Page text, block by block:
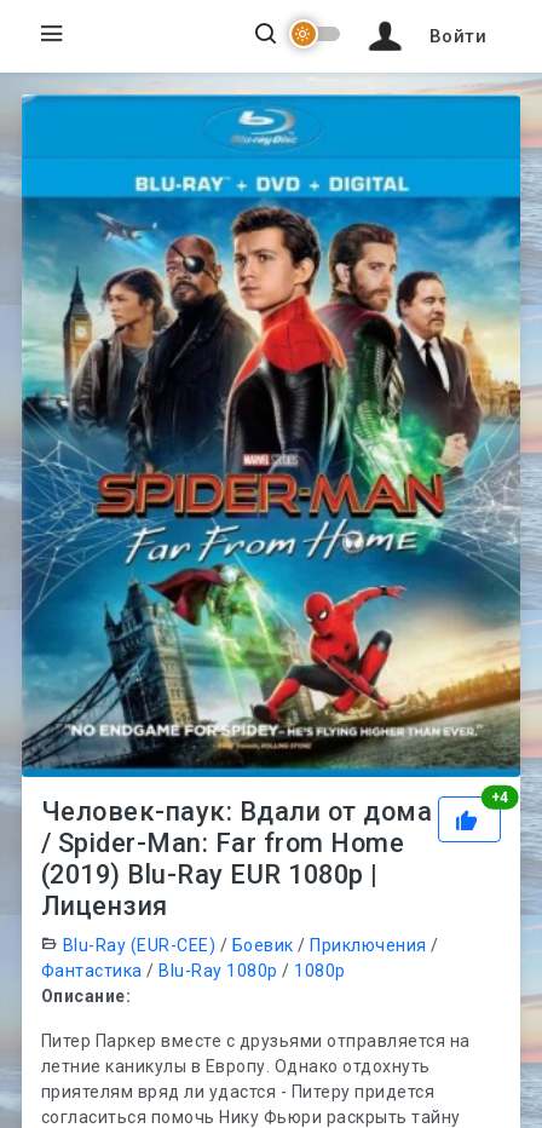
Войти
+4
Человек-паук: Вдали от дома
/ Spider-Man: Far from Home
(2019) Blu-Ray EUR 1080p |
Лицензия
Blu-Ray (EUR-CEE) / Боевик / Приключения /
Фантастика / Blu-Ray 1080p / 1080p
Описание:
Питер Паркер вместе с друзьями отправляется на
летние каникулы в Европу. Однако отдохнуть
приятелям вряд ли удастся - Питеру придется
согласиться помочь Нику Фьюри раскрыть тайну